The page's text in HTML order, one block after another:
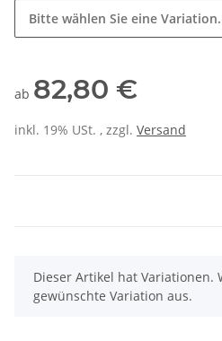
Bitte wählen Sie eine Variation.
ab 82,80 €
inkl. 19% USt. , zzgl. Versand
x
Dieser Artikel hat Variationen.
gewünschte Variation aus.